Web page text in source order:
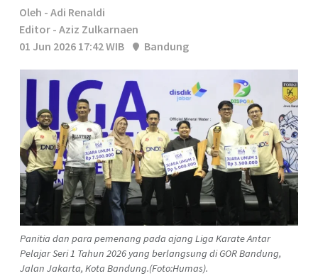
Oleh - Adi Renaldi
Editor - Aziz Zulkarnaen
01 Jun 2026 17:42 WIB
Bandung
Panitia dan para pemenang pada ajang Liga Karate Antar
Pelajar Seri 1 Tahun 2026 yang berlangsung di GOR Bandung,
Jalan Jakarta, Kota Bandung.(Foto:Humas).